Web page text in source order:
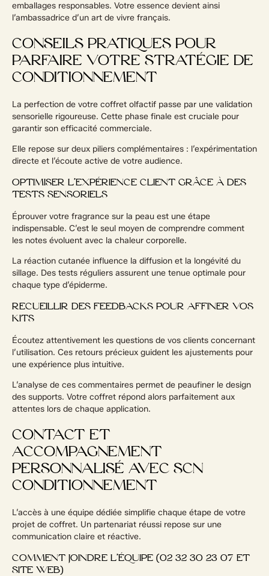
emballages responsables. Votre essence devient ainsi
l’ambassadrice d’un art de vivre français.
CONSEILS PRATIQUES POUR
PARFAIRE VOTRE STRATÉGIE DE
CONDITIONNEMENT
La perfection de votre coffret olfactif passe par une validation
sensorielle rigoureuse. Cette phase finale est cruciale pour
garantir son efficacité commerciale.
Elle repose sur deux piliers complémentaires : l’expérimentation
directe et l’écoute active de votre audience.
OPTIMISER L’EXPÉRIENCE CLIENT GRÂCE À DES
TESTS SENSORIELS
Éprouver votre fragrance sur la peau est une étape
indispensable. C’est le seul moyen de comprendre comment
les notes évoluent avec la chaleur corporelle.
La réaction cutanée influence la diffusion et la longévité du
sillage. Des tests réguliers assurent une tenue optimale pour
chaque type d’épiderme.
RECUEILLIR DES FEEDBACKS POUR AFFINER VOS
KITS
Écoutez attentivement les questions de vos clients concernant
l’utilisation. Ces retours précieux guident les ajustements pour
une expérience plus intuitive.
L’analyse de ces commentaires permet de peaufiner le design
des supports. Votre coffret répond alors parfaitement aux
attentes lors de chaque application.
CONTACT ET
ACCOMPAGNEMENT
PERSONNALISÉ AVEC SCN
CONDITIONNEMENT
L’accès à une équipe dédiée simplifie chaque étape de votre
projet de coffret. Un partenariat réussi repose sur une
communication claire et réactive.
COMMENT JOINDRE L’ÉQUIPE (02 32 30 23 07 ET
SITE WEB)